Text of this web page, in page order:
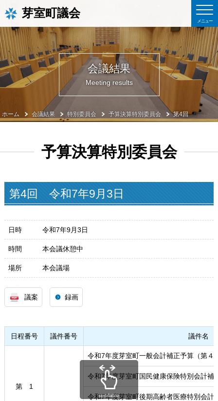
芽室町議会
会議結果
Meeting results
ホーム 会議結果 特別委員会 予算決算特別委員会 第4回
予算決算特別委員会
第4回 令和7年9月3日
日時 令和7年9月3日
時間 本会議休憩中
場所 本会議場
議案 録画
日程番号 議件番号 議件名
第 1
令和7年度芽室町一般会計補正予算（第４
令和7年度芽室町国民健康保険特別会計補
令和7年度芽室町後期高齢者医療特別会計
scrollable